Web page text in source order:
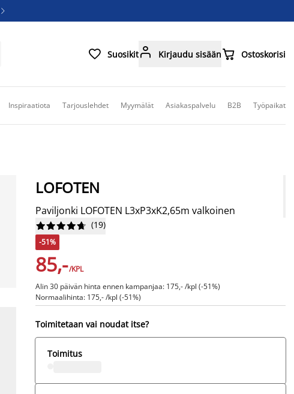

 Suosikit Kirjaudu sisään Ostoskorisi
Inspiraatiota Tarjouslehdet Myymälät Asiakaspalvelu B2B Työpaikat
LOFOTEN
Paviljonki LOFOTEN L3xP3xK2,65m valkoinen





 (19)
-51%
85,-/KPL
Alin 30 päivän hinta ennen kampanjaa: 175,- /kpl (-51%)
Normaalihinta: 175,- /kpl (-51%)
Toimitetaan vai noudat itse?
Toimitus